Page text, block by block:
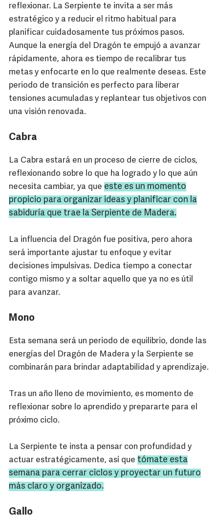
reflexionar. La Serpiente te invita a ser más
estratégico y a reducir el ritmo habitual para
planificar cuidadosamente tus próximos pasos.
Aunque la energía del Dragón te empujó a avanzar
rápidamente, ahora es tiempo de recalibrar tus
metas y enfocarte en lo que realmente deseas. Este
periodo de transición es perfecto para liberar
tensiones acumuladas y replantear tus objetivos con
una visión renovada.
Cabra
La Cabra estará en un proceso de cierre de ciclos,
reflexionando sobre lo que ha logrado y lo que aún
necesita cambiar, ya que este es un momento
propicio para organizar ideas y planificar con la
sabiduría que trae la Serpiente de Madera.
La influencia del Dragón fue positiva, pero ahora
será importante ajustar tu enfoque y evitar
decisiones impulsivas. Dedica tiempo a conectar
contigo mismo y a soltar aquello que ya no es útil
para avanzar.
Mono
Esta semana será un periodo de equilibrio, donde las
energías del Dragón de Madera y la Serpiente se
combinarán para brindar adaptabilidad y aprendizaje.
Tras un año lleno de movimiento, es momento de
reflexionar sobre lo aprendido y prepararte para el
próximo ciclo.
La Serpiente te insta a pensar con profundidad y
actuar estratégicamente, así que tómate esta
semana para cerrar ciclos y proyectar un futuro
más claro y organizado.
Gallo